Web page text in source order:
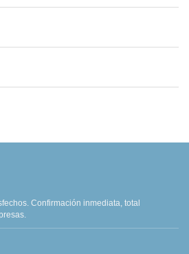
Confirmación inmediata, total